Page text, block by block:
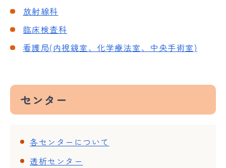
放射線科
臨床検査科
看護局(内視鏡室、化学療法室、中央手術室)
センター
各センターについて
透析センター